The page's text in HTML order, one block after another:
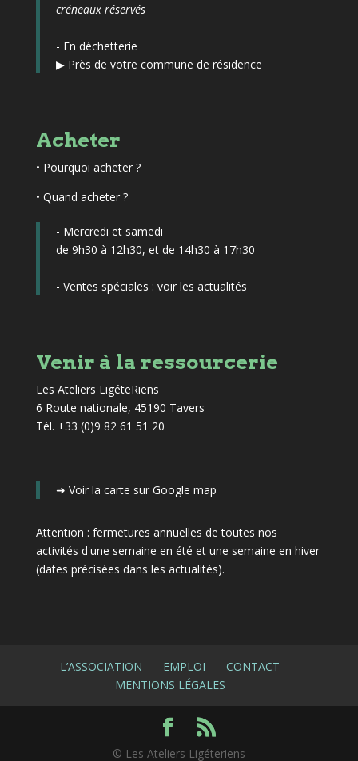
créneaux réservés
- En déchetterie
▶ Près de votre commune de résidence
Acheter
• Pourquoi acheter ?
• Quand acheter ?
- Mercredi et samedi
de 9h30 à 12h30, et de 14h30 à 17h30
- Ventes spéciales : voir les actualités
Venir à la ressourcerie
Les Ateliers LigéteRiens
6 Route nationale, 45190 Tavers
Tél. +33 (0)9 82 61 51 20
➜ Voir la carte sur Google map
Attention : fermetures annuelles de toutes nos
activités d'une semaine en été et une semaine en hiver
(dates précisées dans les actualités).
L’ASSOCIATION EMPLOI
CONTACT
MENTIONS LÉGALES
© Les Ateliers Ligéteriens